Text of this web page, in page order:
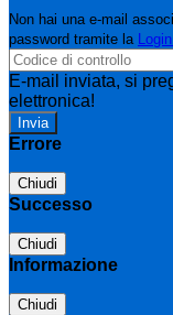
Non hai una e-mail
password tramite la
E-mail inviata, si
elettronica!
Errore
Chiudi
Successo
Chiudi
Informazione
Chiudi